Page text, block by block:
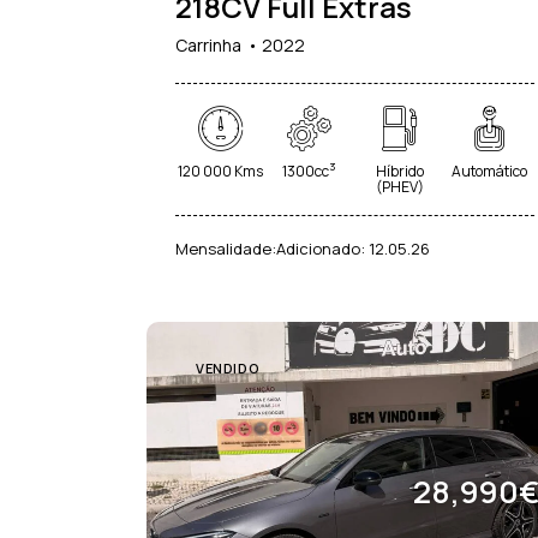
Sistema de Navegação (40)
Sistema de
Start/Stop Automático (31)
Suspensão Ajustável
Vidros Escurecidos (26)
Carrinha 2022
120 000 Kms 1300cc3 Híbrido
(PHEV)
Automático
Mensalidade:Adicionado: 12.05.26
VENDIDO
28,990€